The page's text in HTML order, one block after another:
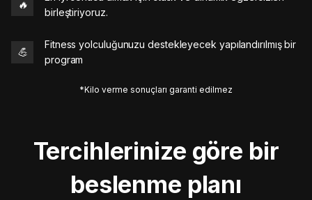
🔥
birleştiriyoruz.
💪
Fitness yolculuğunuzu destekleyecek yapılandırılmış bir
program
*Kilo verme sonuçları garanti edilmez
Tercihlerinize göre bir
beslenme planı